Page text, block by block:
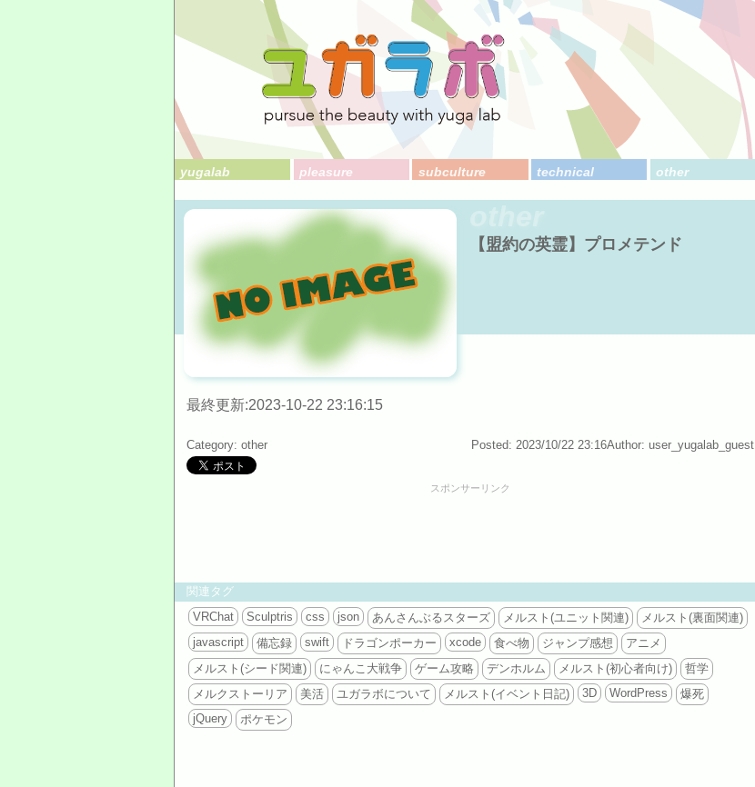
yugalab pleasure subculture technical other
【盟約の英霊】プロメテンド
最終更新:2023-10-22 23:16:15
Category: other Posted: 2023/10/22 23:16Author: user_yugalab_guest
スポンサーリンク
関連タグ
VRChat
Sculptris css json あんさんぶるスターズ メルスト(ユニット関連)
メルスト(裏面関連)
javascript
備忘録 swift ドラゴンポーカー xcode 食べ物 ジャンプ感想
アニメ
メルスト(シード関連)
にゃんこ大戦争 ゲーム攻略 デンホルム メルスト(初心者向け)
哲学
メルクストーリア
美活 ユガラボについて メルスト(イベント日記) 3D WordPress
爆死
jQuery
ポケモン